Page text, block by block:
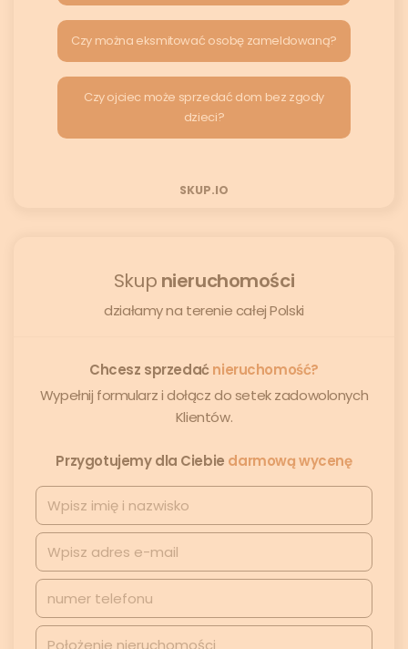
Czy można eksmitować osobę zameldowaną?
Czy ojciec może sprzedać dom bez zgody
dzieci?
SKUP.IO
Skup nieruchomości
działamy na terenie całej Polski
Chcesz sprzedaćnieruchomość?
Wypełnij formularz i dołącz do setek zadowolonych
Klientów.
Przygotujemy dla Ciebie darmową wycenę